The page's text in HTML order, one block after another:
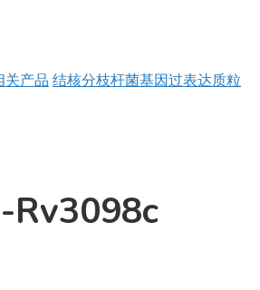
关产品 结核分枝杆菌基因过表达质粒
Rv3098c